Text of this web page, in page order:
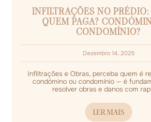
INFILTRAÇÕES NO
QUEM PAGA?
CONDOMÍNIO?
Dezembro 14, 2025
Infiltrações e Obras, perceba quem é
condómino ou condomínio — é
resolver obras e danos com
LER MAIS